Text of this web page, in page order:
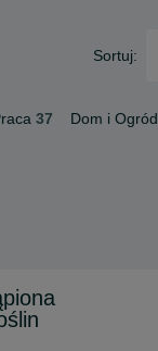
Sortuj:
37 Dom i Ogród